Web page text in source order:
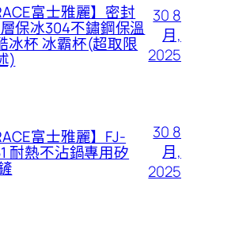
富士雅麗】密封
保冰304不鏽鋼保溫
冰杯 冰霸杯(超取限
)
30 8
月,
2025
富士雅麗】FJ-
耐熱不沾鍋專用矽
30 8
月,
2025